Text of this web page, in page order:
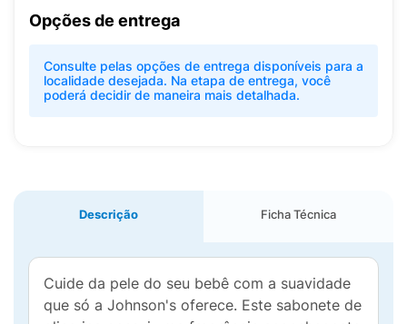
Opções de entrega
Consulte pelas opções de entrega disponíveis para a
localidade desejada. Na etapa de entrega, você
poderá decidir de maneira mais detalhada.
Descrição Ficha Técnica
Cuide da pele do seu bebê com a suavidade
que só a Johnson's oferece. Este sabonete de